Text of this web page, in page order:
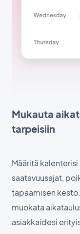
Mukauta
tarpeisiin
Määritä
saatavuusajat,
tapaamisen
muokata
asiakkaidesi